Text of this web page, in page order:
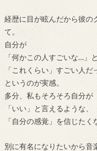
経歴に目が眩んだから彼の
て。
自分が
「何かこの人すごいな…」
「これくらい」すごい人だ
というのが実感。
多分、私もそろそろ自分が
「いい」と言えるような、
「自分の感覚」を信じたく
別に有名になりたいから音